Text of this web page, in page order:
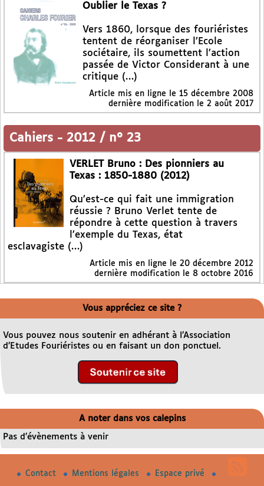
Oublier le Texas ?
Vers 1860, lorsque des fouriéristes
tentent de réorganiser l’Ecole
sociétaire, ils soumettent l’action
passée de Victor Considerant à une
critique (…)
Article mis en ligne le 15 décembre 2008
dernière modification le 2 août 2017
Cahiers - 2012 / n° 23
VERLET Bruno : Des pionniers au
Texas : 1850-1880 (2012)
Qu’est-ce qui fait une immigration
réussie ? Bruno Verlet tente de
répondre à cette question à travers
l’exemple du Texas, état
esclavagiste (…)
Article mis en ligne le 20 décembre 2012
dernière modification le 8 octobre 2016
Vous appréciez ce site ?
Vous pouvez nous soutenir en adhérant à l’Association
d’Etudes Fouriéristes ou en faisant un don ponctuel.
A noter dans vos calepins
Pas d’évènements à venir
Contact Mentions légales Espace privé